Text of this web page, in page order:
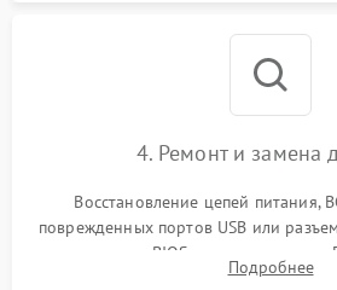
4. Ремонт и замена
Восстановление цепей питания,
поврежденных портов USB или
микросхемы BIOS программатором.
установка нового накопителя,
Подробнее